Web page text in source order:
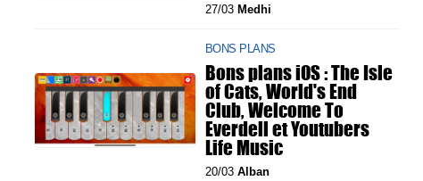
27/03 Medhi
BONS PLANS
Bons plans iOS : The Isle
of Cats, World's End
Club, Welcome To
Everdell et Youtubers
Life Music
20/03 Alban